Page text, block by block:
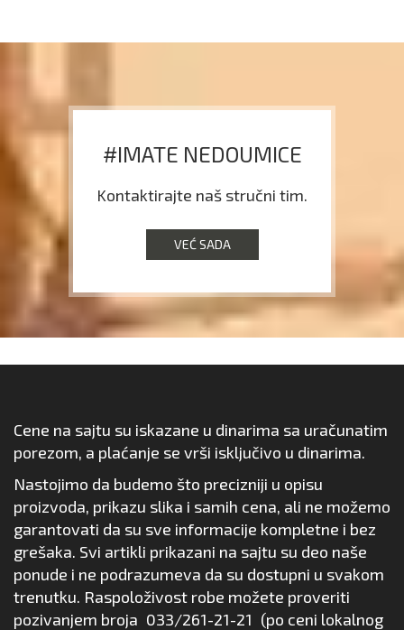
#IMATE NEDOUMICE
Kontaktirajte naš stručni tim.
VEĆ SADA
Cene na sajtu su iskazane u dinarima sa uračunatim
porezom, a plaćanje se vrši isključivo u dinarima.
Nastojimo da budemo što precizniji u opisu
proizvoda, prikazu slika i samih cena, ali ne možemo
garantovati da su sve informacije kompletne i bez
grešaka. Svi artikli prikazani na sajtu su deo naše
ponude i ne podrazumeva da su dostupni u svakom
trenutku. Raspoloživost robe možete proveriti
pozivanjem broja 033/261-21-21 (po ceni lokalnog